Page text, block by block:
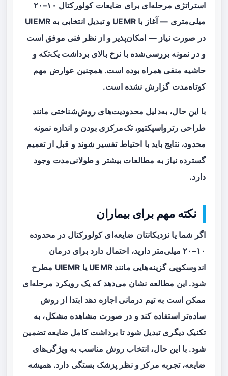
استراتژی مرحله‌ای
برای ضایعات کولورکتال ۱۰–۲۰
میلی‌متری — آغاز با UEMR و تبدیل انتخابی به UIEMR
در صورت نیاز — امکان‌پذیر و از نظر فنی موفق است
و در نمونه بررسی‌شده با نرخ بالای برداشت یک‌تکه و
حاشیه منفی همراه بوده است. همچنین عوارض مهم
کوتاه‌مدت گزارش نشده است.
با این حال، به‌دلیل محدودیت‌های روش‌شناختی مانند
طراحی رترواسپکتیو، تک‌مرکزی بودن و اندازه نمونه
محدود، نتایج باید با احتیاط تفسیر شوند و قبل از تعمیم
گسترده نیاز به مطالعات بیشتر و طولانی‌مدت وجود
دارد.
نکته مهم برای بیماران
اگر شما یا نزدیکانتان ضایعه‌ای کولورکتال در محدوده
۱۰–۲۰ میلی‌متر دارید، احتمال دارد برای درمان
اندوسکوپی گزینه‌هایی مانند UEMR یا UIEMR مطرح
شود. این مطالعه نشان می‌دهد که یک رویکرد مرحله‌ای
ممکن است به تیم درمانی اجازه دهد ابتدا از روش
ساده‌تر استفاده کند و در صورت مشاهده مشکل، به
تکنیک دیگری تبدیل شود تا برداشت کامل ضایعه تضمین
شود. با این حال، انتخاب روش مناسب به ویژگی‌های
ضایعه، تجربه مرکز و نظر پزشک بستگی دارد. همیشه